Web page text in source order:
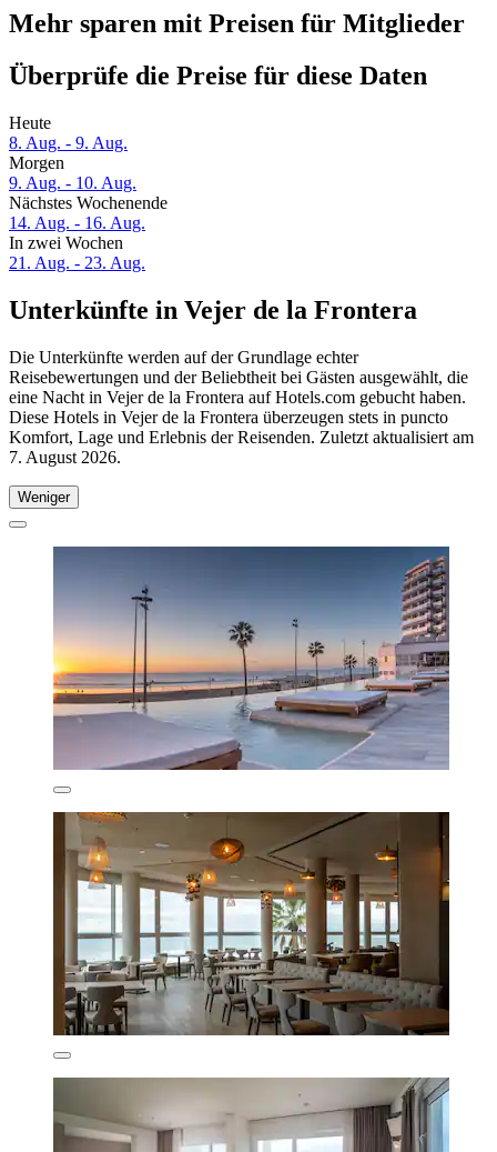
Mehr sparen mit Preisen für Mitglieder
Überprüfe die Preise für diese Daten
Heute
8. Aug. - 9. Aug.
Morgen
9. Aug. - 10. Aug.
Nächstes Wochenende
14. Aug. - 16. Aug.
In zwei Wochen
21. Aug. - 23. Aug.
Unterkünfte in Vejer de la Frontera
Die Unterkünfte werden auf der Grundlage echter
Reisebewertungen und der Beliebtheit bei Gästen ausgewählt, die
eine Nacht in Vejer de la Frontera auf Hotels.com gebucht haben.
Diese Hotels in Vejer de la Frontera überzeugen stets in puncto
Komfort, Lage und Erlebnis der Reisenden. Zuletzt aktualisiert am
7. August 2026.
Weniger